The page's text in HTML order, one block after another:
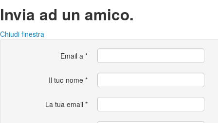
Invia ad un amico.
Chiudi finestra
Email a *
Il tuo nome *
La tua email *